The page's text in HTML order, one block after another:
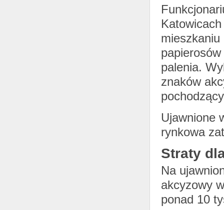
palenia.
znaków
Ujawnione
rynkowa
Straty
Na
akcyzowy
ponad 10